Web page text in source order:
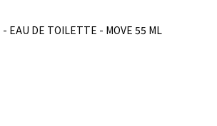
- EAU DE TOILETTE - MOVE 55 ML